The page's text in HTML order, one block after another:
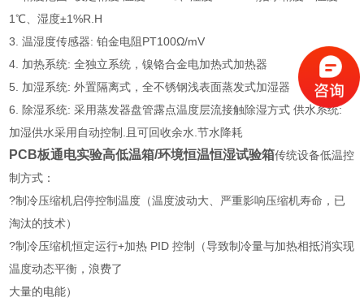
1℃、湿度±1%R.H
3. 温湿度传感器: 铂金电阻PT100Ω/mV
4. 加热系统: 全独立系统，镍铬合金电加热式加热器
5. 加湿系统: 外置隔离式，全不锈钢浅表面蒸发式加湿器
6. 除湿系统: 采用蒸发器盘管露点温度层流接触除湿方式 供水系统:
加湿供水采用自动控制.且可回收余水.节水降耗
PCB板通电实验高低温箱/环境恒温恒湿试验箱传统设备低温控
制方式：
?制冷压缩机启停控制温度（温度波动大、严重影响压缩机寿命，已
淘汰的技术）
?制冷压缩机恒定运行+加热 PID 控制（导致制冷量与加热相抵消实现
温度动态平衡，浪费了
大量的电能）